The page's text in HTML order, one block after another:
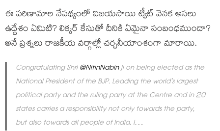
ఈ పరిణామాల నేపథ్యంలో విజయసాయి ట్వీట్ వెనక అసలు
ఉద్దేశం ఏమిటి? లిక్కర్ కేసుతో దీనికి ఏమైనా సంబంధముందా?
అనే ప్రశ్నలు రాజకీయ వర్గాల్లో చర్చనీయాంశంగా మారాయి.
Congratulating Shri@NitinNabinji on being elected as the
National President of the BJP. Leading the world’s largest
political party and the ruling party at the Centre and in 20
states carries a responsibility not only towards the party,
but also towards all people of India. I…